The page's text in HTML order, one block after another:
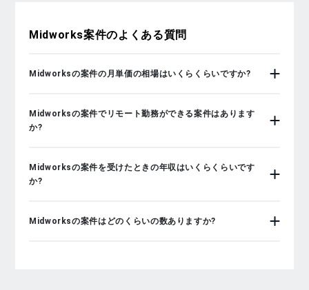
Midworks案件のよくある質問
Midworksの案件の月単価の相場はいくらくらいですか?
Midworksの案件でリモート勤務ができる案件はあります
か?
Midworksの案件を受けたときの年収はいくらくらいです
か?
Midworksの案件はどのくらいの数ありますか?